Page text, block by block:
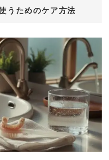
うためのケア方法